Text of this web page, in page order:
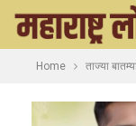
Home ताज्या